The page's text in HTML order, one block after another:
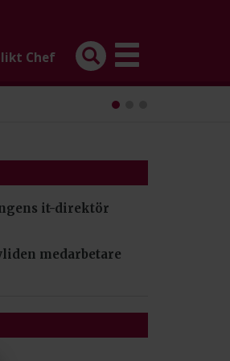
Chef
it-direktör
medarbetare